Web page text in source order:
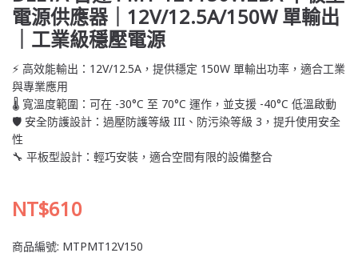
電源供應器｜12V/12.5A/150W 單輸出
｜工業級穩壓電源
⚡ 高效能輸出：12V/12.5A，提供穩定 150W 單輸出功率，適合工業
與專業應用
🌡️ 寬溫度範圍：可在 -30°C 至 70°C 運作，並支援 -40°C 低溫啟動
🛡️ 安全防護設計：過壓防護等級 III、防污染等級 3，提升使用安全
性
🔧 平板型設計：輕巧安裝，適合空間有限的設備整合
NT$610
商品編號: MTPMT12V150